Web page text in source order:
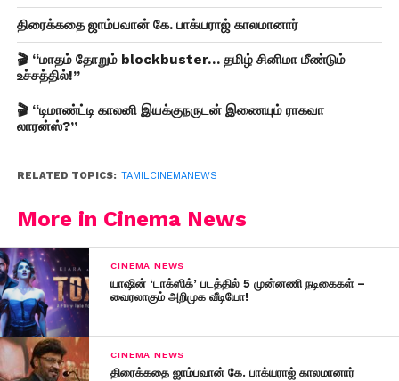
திரைக்கதை ஜாம்பவான் கே. பாக்யராஜ் காலமானார்
🎬 “மாதம் தோறும் blockbuster… தமிழ் சினிமா மீண்டும்
உச்சத்தில்!”
🎬 “டிமாண்ட்டி காலனி இயக்குநருடன் இணையும் ராகவா
லாரன்ஸ்?”
RELATED TOPICS: TAMILCINEMANEWS
More in Cinema News
CINEMA NEWS
யாஷின் ‘டாக்ஸிக்’ படத்தில் 5 முன்னணி நடிகைகள் –
வைரலாகும் அறிமுக வீடியோ!
CINEMA NEWS
திரைக்கதை ஜாம்பவான் கே. பாக்யராஜ் காலமானார்